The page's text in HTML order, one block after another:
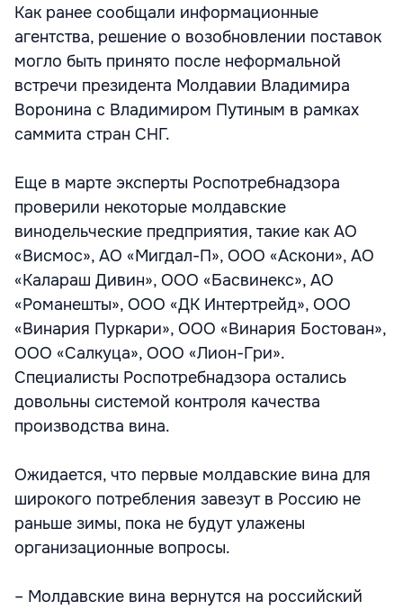
Как ранее сообщали информационные
агентства, решение о возобновлении поставок
могло быть принято после неформальной
встречи президента Молдавии Владимира
Воронина с Владимиром Путиным в рамках
саммита стран СНГ.
Еще в марте эксперты Роспотребнадзора
проверили некоторые молдавские
винодельческие предприятия, такие как АО
«Висмос», АО «Мигдал-П», ООО «Аскони», АО
«Калараш Дивин», ООО «Басвинекс», АО
«Романешты», ООО «ДК Интертрейд», ООО
«Винария Пуркари», ООО «Винария Бостован»,
ООО «Салкуца», ООО «Лион-Гри».
Специалисты Роспотребнадзора остались
довольны системой контроля качества
производства вина.
Ожидается, что первые молдавские вина для
широкого потребления завезут в Россию не
раньше зимы, пока не будут улажены
организационные вопросы.
– Молдавские вина вернутся на российский